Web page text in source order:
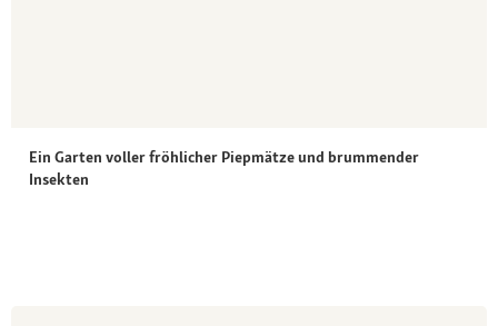
Ein Garten voller fröhlicher Piepmätze und brummender
Insekten